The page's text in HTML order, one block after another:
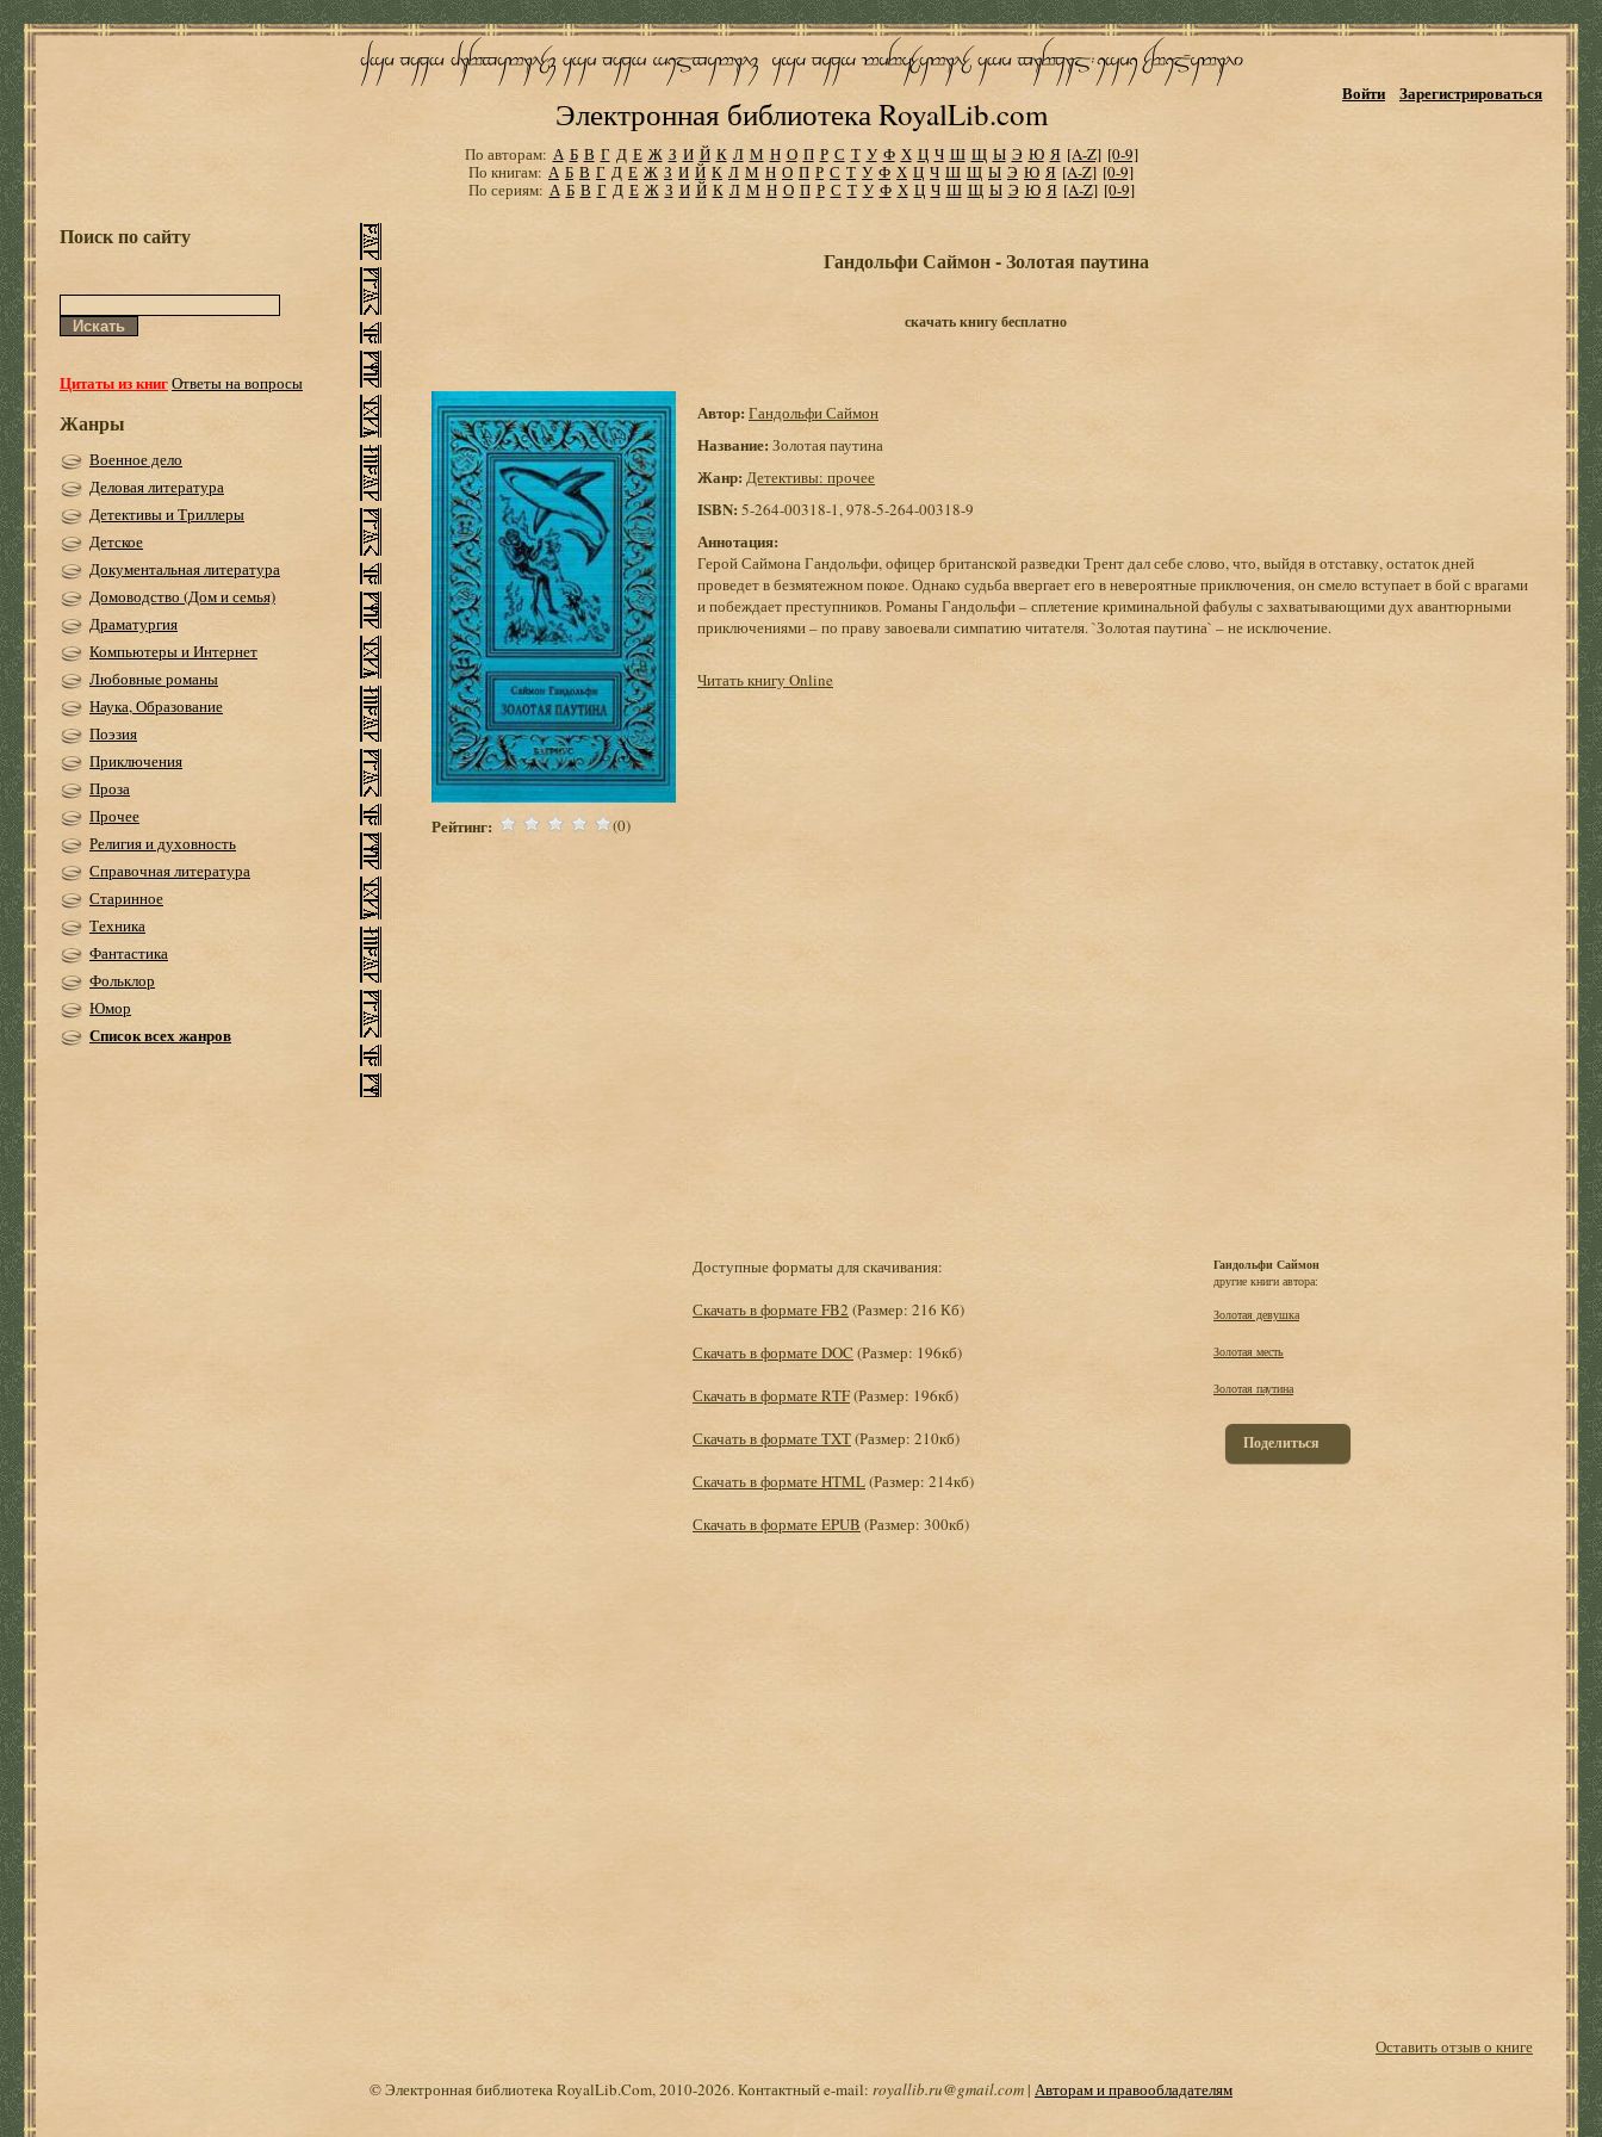
Электронная библиотека RoyalLib.com
Войти Зарегистрироваться
По авторам: А Б В Г Д Е Ж З И Й К Л М Н О П Р С Т У Ф Х Ц Ч Ш Щ Ы Э Ю Я [A-Z] [0-9]
По книгам: А Б В Г Д Е Ж З И Й К Л М Н О П Р С Т У Ф Х Ц Ч Ш Щ Ы Э Ю Я [A-Z] [0-9]
По сериям: А Б В Г Д Е Ж З И Й К Л М Н О П Р С Т У Ф Х Ц Ч Ш Щ Ы Э Ю Я [A-Z] [0-9]
Поиск по сайту
Цитаты из книгОтветы на вопросы
Жанры
Военное дело
Деловая литература
Детективы и Триллеры
Детское
Документальная литература
Домоводство (Дом и семья)
Драматургия
Компьютеры и Интернет
Любовные романы
Наука, Образование
Поэзия
Приключения
Проза
Прочее
Религия и духовность
Справочная литература
Старинное
Техника
Фантастика
Фольклор
Юмор
Список всех жанров
Гандольфи Саймон - Золотая паутина
скачать книгу бесплатно
Рейтинг: (0)
Автор: Гандольфи Саймон
Название: Золотая паутина
Жанр: Детективы: прочее
ISBN: 5-264-00318-1, 978-5-264-00318-9
Аннотация:
Герой Саймона Гандольфи, офицер британской разведки Трент дал себе слово, что, выйдя в отставку, остаток дней
проведет в безмятежном покое. Однако судьба ввергает его в невероятные приключения, он смело вступает в бой с врагами
и побеждает преступников. Романы Гандольфи – сплетение криминальной фабулы с захватывающими дух авантюрными
приключениями – по праву завоевали симпатию читателя. `Золотая паутина` – не исключение.
Читать книгу Online
Доступные форматы для скачивания:
Скачать в формате FB2 (Размер: 216 Кб)
Скачать в формате DOC (Размер: 196кб)
Скачать в формате RTF(Размер: 196кб)
Скачать в формате TXT(Размер: 210кб)
Скачать в формате HTML(Размер: 214кб)
Скачать в формате EPUB (Размер: 300кб)
Гандольфи Саймон
другие книги автора:
Золотая девушка
Золотая месть
Золотая паутина
Поделиться
Оставить отзыв о книге
© Электронная библиотека RoyalLib.Com, 2010-2026. Контактный e-mail: royallib.ru@gmail.com| Авторам и правообладателям